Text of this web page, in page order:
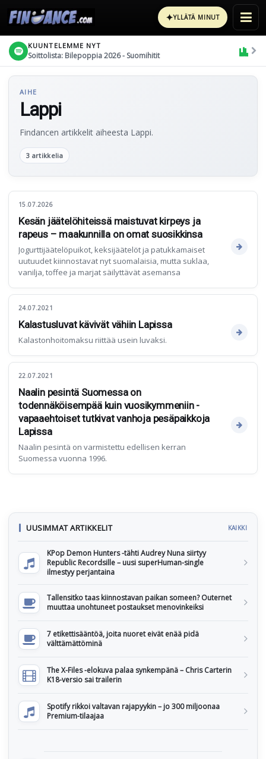
✦YLLÄTÄ MINUT
KUUNTELEMME NYT
Soittolista: Bilepoppia 2026 - Suomihitit
AIHE
Lappi
Findancen artikkelit aiheesta Lappi.
3 artikkelia
15.07.2026
Kesän jäätelöhiteissä maistuvat kirpeys ja
rapeus – maakunnilla on omat suosikkinsa
Jogurttijäätelöpuikot, keksijäätelöt ja patukkamaiset
uutuudet kiinnostavat nyt suomalaisia, mutta suklaa,
vanilja, toffee ja marjat säilyttävät asemansa
24.07.2021
Kalastusluvat kävivät vähiin Lapissa
Kalastonhoitomaksu riittää usein luvaksi.
22.07.2021
Naalin pesintä Suomessa on
todennäköisempää kuin vuosikymmeniin -
vapaaehtoiset tutkivat vanhoja pesäpaikkoja
Lapissa
Naalin pesintä on varmistettu edellisen kerran
Suomessa vuonna 1996.
UUSIMMAT ARTIKKELIT KAIKKI
KPop Demon Hunters -tähti Audrey Nuna siirtyy
Republic Recordsille – uusi superHuman-single
ilmestyy perjantaina
Tallensitko taas kiinnostavan paikan someen? Outernet
muuttaa unohtuneet postaukset menovinkeiksi
7 etikettisääntöä, joita nuoret eivät enää pidä
välttämättöminä
The X-Files -elokuva palaa synkempänä – Chris Carterin
K18-versio sai trailerin
Spotify rikkoi valtavan rajapyykin – jo 300 miljoonaa
Premium-tilaajaa